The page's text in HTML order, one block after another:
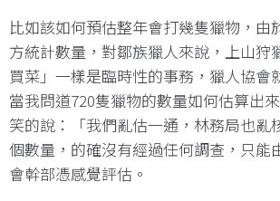
比如該如何預估整年會打幾隻獵物，由
方統計數量，對鄒族獵人來說，上山狩
買菜」一樣是臨時性的事務，獵人協會
當我問道720隻獵物的數量如何估算出
笑的說：「我們亂估一通，林務局也亂
個數量，的確沒有經過任何調查，只能
會幹部憑感覺評估。